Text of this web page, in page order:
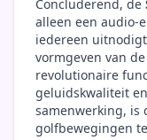
Concluderend, de
alleen een audio-
iedereen
vormgeven van
revolutionaire
geluidskwaliteit
samenwerking, is
golfbewegingen